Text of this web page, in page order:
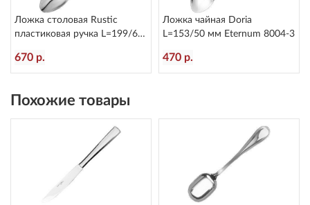
Ложка столовая Rustic
пластиковая ручка L=199/60
670 р.
Ложка чайная Doria
L=153/50 мм Eternum 8004-3
470 р.
Похожие товары